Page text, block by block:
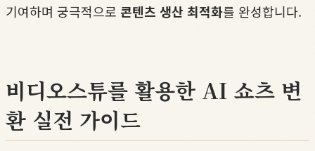
기여하며 궁극적으로 콘텐츠 생산 최적화를 완성합니다.
비디오스튜를 활용한 AI 쇼츠 변
환 실전 가이드